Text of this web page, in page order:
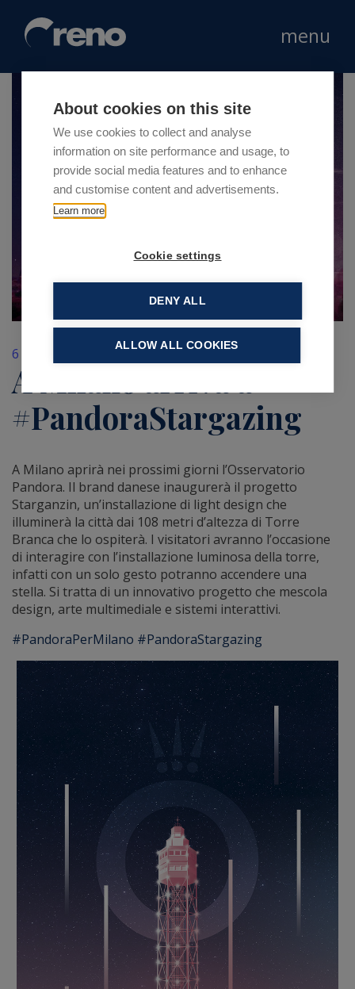
About cookies on this site
We use cookies to collect and analyse
information on site performance and usage, to
provide social media features and to enhance
and customise content and advertisements.
Learn more
Cookie settings
DENY ALL
ALLOW ALL COOKIES
menu
6 Dicembre 2019
A Milano arriva a
#PandoraStargazing
A Milano aprirà nei prossimi giorni l’Osservatorio
Pandora. Il brand danese inaugurerà il progetto
Starganzin, un’installazione di light design che
illuminerà la città dai 108 metri d’altezza di Torre
Branca che lo ospiterà. I visitatori avranno l’occasione
di interagire con l’installazione luminosa della torre,
infatti con un solo gesto potranno accendere una
stella. Si tratta di un innovativo progetto che mescola
design, arte multimediale e sistemi interattivi.
#PandoraPerMilano #PandoraStargazing